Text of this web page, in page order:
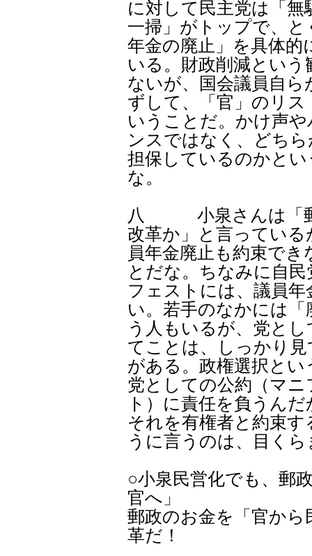
に対して民主党は「無
一掃」がトップで、
年金の廃止」を具体的
いる。財政削減とい
ないが、国会議員自ら
ずして、「官」のリ
いうことだ。かけ声
ンスではなく、どち
担保しているのかと
な。
八 小泉さんは「郵
改革か」と言っている
員年金廃止も約束で
とだな。ちなみに自民
フェストには、議員
い。若手のなかには「
う人もいるが、党と
てことは、しっかり
がある。政権選択と
党としての公約（マニ
ト）に責任を負うん
それを有権者と約束す
うに言うのは、目く
○小泉民営化でも、郵
官へ」
郵政のお金を「官から
革だ！